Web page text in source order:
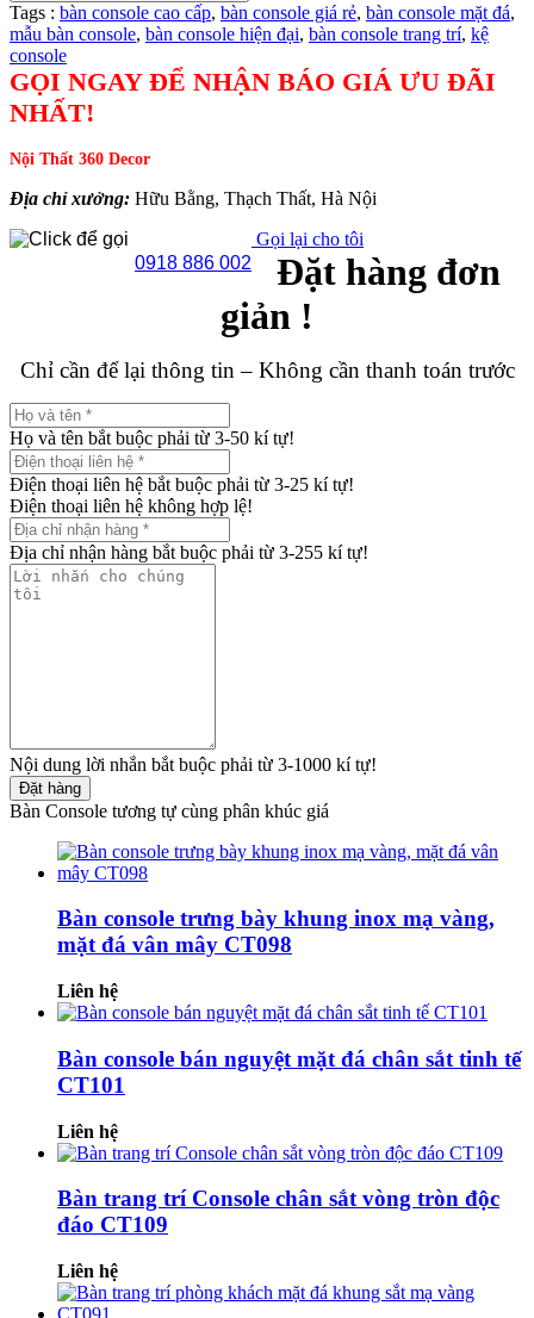
Tags : bàn console cao cấp, bàn console giá rẻ, bàn console mặt đá,
mẫu bàn console, bàn console hiện đại, bàn console trang trí, kệ
console
GỌI NGAY ĐỂ NHẬN BÁO GIÁ ƯU ĐÃI
NHẤT!
Nội Thất 360 Decor
Địa chỉ xưởng: Hữu Bằng, Thạch Thất, Hà Nội
0918 886 002
Gọi lại cho tôi
Đặt hàng đơn
giản !
Chỉ cần để lại thông tin – Không cần thanh toán trước
Họ và tên bắt buộc phải từ 3-50 kí tự!
Điện thoại liên hệ bắt buộc phải từ 3-25 kí tự!
Điện thoại liên hệ không hợp lệ!
Địa chỉ nhận hàng bắt buộc phải từ 3-255 kí tự!
Nội dung lời nhắn bắt buộc phải từ 3-1000 kí tự!
Đặt hàng
Bàn Console tương tự cùng phân khúc giá
Bàn console trưng bày khung inox mạ vàng,
mặt đá vân mây CT098
Liên hệ
Bàn console bán nguyệt mặt đá chân sắt tinh tế
CT101
Liên hệ
Bàn trang trí Console chân sắt vòng tròn độc
đáo CT109
Liên hệ